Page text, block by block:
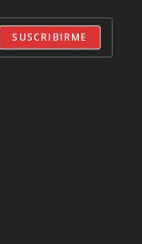
SUSCRIBIRME